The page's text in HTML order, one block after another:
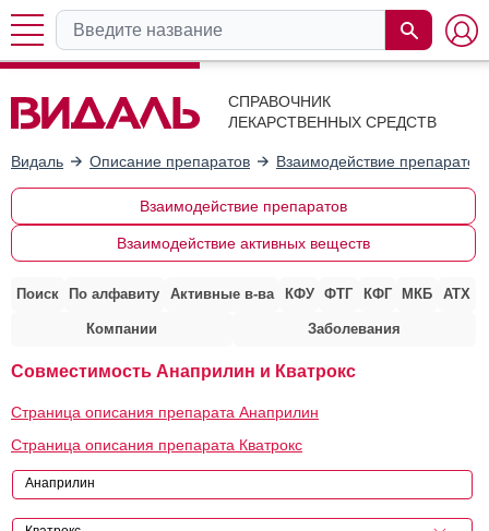
СПРАВОЧНИК
ЛЕКАРСТВЕННЫХ СРЕДСТВ
Видаль Описание препаратов Взаимодействие препаратов
Взаимодействие препаратов
Взаимодействие активных веществ
Поиск По алфавиту Активные в-ва КФУ ФТГ КФГ МКБ АТХ
Компании Заболевания
Совместимость Анаприлин и Кватрокс
Страница описания препарата Анаприлин
Страница описания препарата Кватрокс